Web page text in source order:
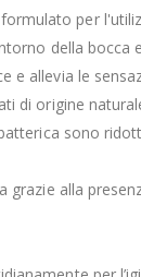
per
della bocca
e allevia le
di origine
sono
grazie alla